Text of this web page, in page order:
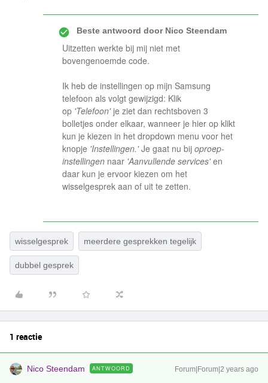
Beste antwoord doorNico Steendam
Uitzetten werkte bij mij niet met
bovengenoemde code.
Ik heb de instellingen op mijn Samsung
telefoon als volgt gewijzigd: Klik
op 'Telefoon'je ziet dan rechtsboven 3
bolletjes onder elkaar, wanneer je hier op klikt
kun je kiezen in het dropdown menu voor het
knopje 'Instellingen.'Je gaat nu bij oproep-
instellingen naar 'Aanvullende services'en
daar kun je ervoor kiezen om het
wisselgesprek aan of uit te zetten.
wisselgesprek meerdere gesprekken tegelijk
dubbel gesprek
1 reactie
Nico Steendam ANTWOORD Forum|Forum|2 years ago